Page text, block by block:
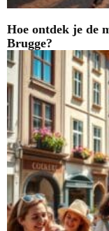
Hoe ontdek je de
Brugge?